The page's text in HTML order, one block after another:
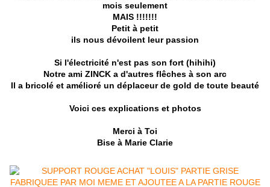
mois seulement
MAIS !!!!!!!
Petit à petit
ils nous dévoilent leur passion
Si l'électricité n'est pas son fort (hihihi)
Notre ami ZINCK a d'autres flêches à son arc
Il a bricolé et amélioré un déplaceur de gold de toute beauté
Voici ces explications et photos
Merci à Toi
Bise à Marie Clarie